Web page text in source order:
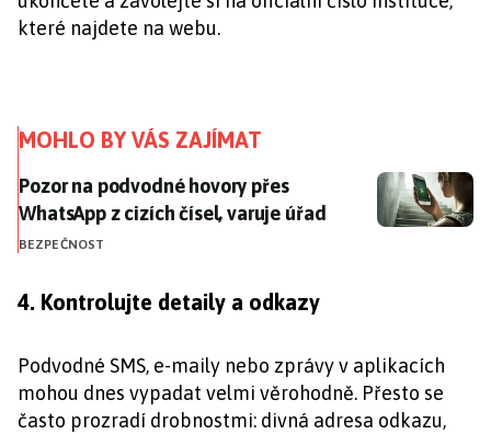
které najdete na webu.
MOHLO BY VÁS ZAJÍMAT
Pozor na podvodné hovory přes WhatsApp z cizích
Pozor na podvodné hovory přes
WhatsApp z cizích čísel, varuje úřad
BEZPEČNOST
4. Kontrolujte detaily a odkazy
Podvodné SMS, e-maily nebo zprávy v aplikacích
mohou dnes vypadat velmi věrohodně. Přesto se
často prozradí drobnostmi: divná adresa odkazu,